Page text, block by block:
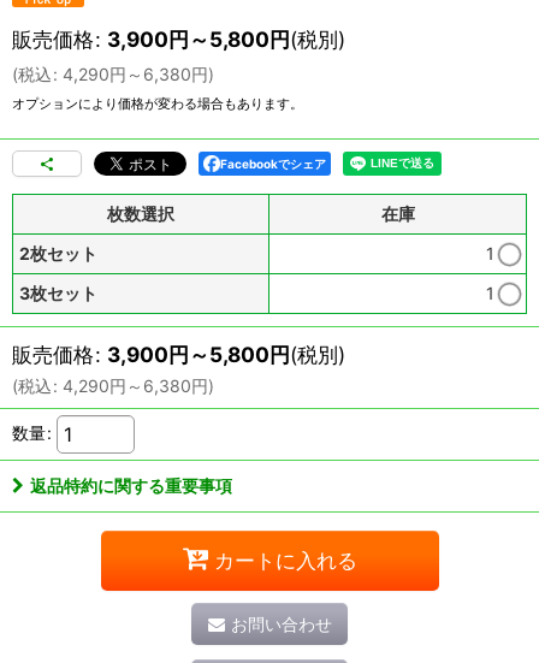
販売価格: 3,900円～5,800円(税別)
(税込: 4,290円 ～6,380円)
オプションにより価格が変わる場合もあります。
Facebookでシェア
枚数選択
在庫
2枚セット
1
3枚セット
1
販売価格: 3,900円～5,800円(税別)
(税込: 4,290円 ～6,380円)
数量:
返品特約に関する重要事項
カートに入れる
お問い合わせ